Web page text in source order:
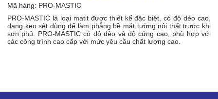
Mã hàng: PRO-MASTIC
PRO-MASTIC là loại matit được thiết kế đặc biệt, có độ dẻo cao,
dạng keo sệt dùng để làm phẳng bề mặt tường nội thất trước khi
sơn phủ. PRO-MASTIC có độ dẻo và độ cứng cao, phù hợp với
các công trình cao cấp với mức yêu cầu chất lượng cao.